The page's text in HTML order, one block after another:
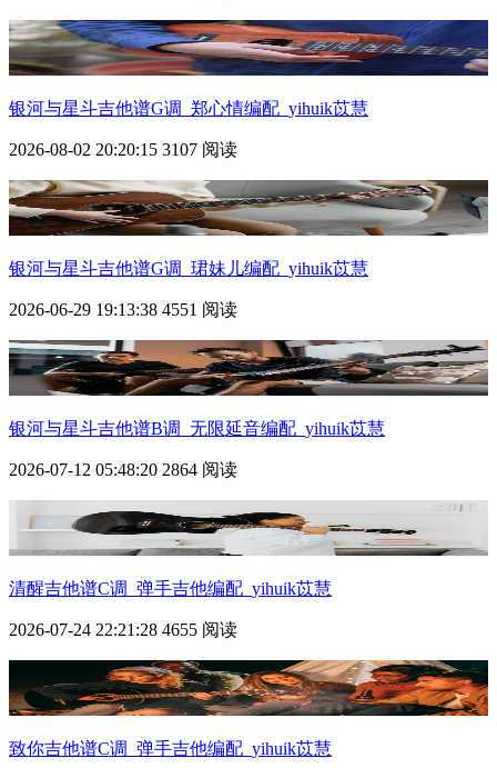
银河与星斗吉他谱G调_郑心情编配_yihuik苡慧
2026-08-02 20:20:15 3107 阅读
银河与星斗吉他谱G调_珺妹儿编配_yihuik苡慧
2026-06-29 19:13:38 4551 阅读
银河与星斗吉他谱B调_无限延音编配_yihuik苡慧
2026-07-12 05:48:20 2864 阅读
清醒吉他谱C调_弹手吉他编配_yihuik苡慧
2026-07-24 22:21:28 4655 阅读
致你吉他谱C调_弹手吉他编配_yihuik苡慧